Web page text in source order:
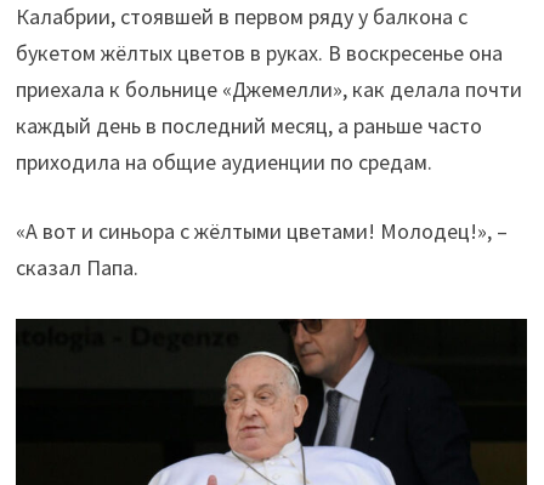
Калабрии, стоявшей в первом ряду у балкона с
букетом жёлтых цветов в руках. В воскресенье она
приехала к больнице «Джемелли», как делала почти
каждый день в последний месяц, а раньше часто
приходила на общие аудиенции по средам.
«А вот и синьора с жёлтыми цветами! Молодец!», –
сказал Папа.